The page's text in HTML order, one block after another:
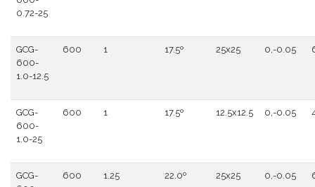
0.72-25
GCG-
600-
1.0-12.5
600 1 17.5º 25x25 0,-0.05
GCG-
600-
1.0-25
600 1 17.5º 12.5x12.5 0,-0.05
GCG-
600 1.25 22.0º 25x25 0,-0.05